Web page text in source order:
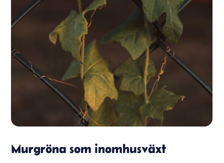
Murgröna som inomhusväxt